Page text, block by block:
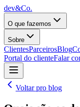
dev&Co.
O que fazemos
Sobre
ClientesParceirosBlog
Portal do clienteFalar
Voltar pro blog